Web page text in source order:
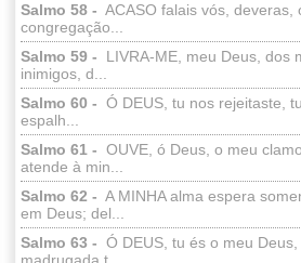
Salmo 58 - ACASO falais vós, deveras,
congregação...
Salmo 59 -
LIVRA-ME, meu Deus, dos
inimigos, d...
Salmo 60 - Ó DEUS, tu nos rejeitaste,
espalh...
Salmo 61 - OUVE, ó Deus, o meu
atende à min...
Salmo 62 - A MINHA alma espera
em Deus; del...
Salmo 63 - Ó DEUS, tu és o meu Deus,